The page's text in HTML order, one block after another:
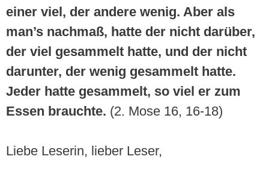
einer viel, der andere wenig. Aber als
man’s nachmaß, hatte der nicht darüber,
der viel gesammelt hatte, und der nicht
darunter, der wenig gesammelt hatte.
Jeder hatte gesammelt, so viel er zum
Essen brauchte. (2. Mose 16, 16-18)
Liebe Leserin, lieber Leser,